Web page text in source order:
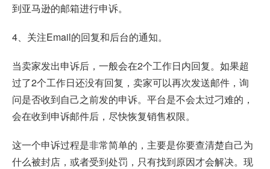
到亚马逊的邮箱进行申诉。
4、关注Email的回复和后台的通知。
当卖家发出申诉后，一般会在2个工作日内回复。如果超
过了2个工作日还没有回复，卖家可以再次发送邮件，询
问是否收到自己之前发的申诉。平台是不会太过刁难的，
会在收到申诉邮件后，尽快恢复销售权限。
这一个申诉过程是非常简单的，主要是你要查清楚自己为
什么被封店，或者受到处罚，只有找到原因才会解决。现